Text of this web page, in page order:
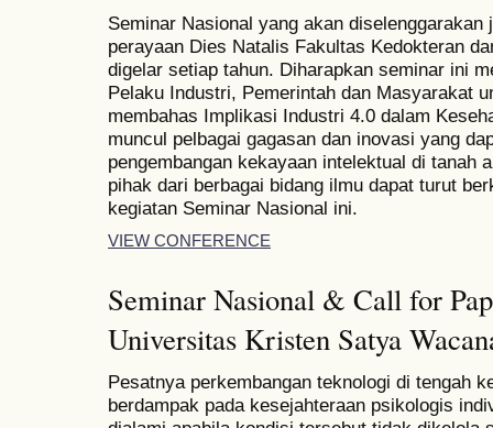
Seminar Nasional yang akan
perayaan Dies Natalis Fakultas Kedokteran
digelar setiap tahun. Diharapkan seminar ini
Pelaku Industri, Pemerintah dan Masyarakat
membahas Implikasi Industri 4.0 dalam
muncul pelbagai gagasan dan inovasi yang
pengembangan kekayaan intelektual di tanah
pihak dari berbagai bidang ilmu dapat turut
kegiatan Seminar Nasional ini.
VIEW CONFERENCE
Seminar Nasional & Call for
Universitas Kristen Satya
Pesatnya perkembangan teknologi di tengah
berdampak pada kesejahteraan psikologis